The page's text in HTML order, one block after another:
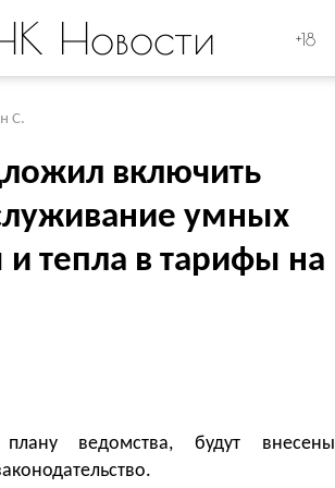
Новости +18
С.
включить
умных
и тепла в тарифы на
ведомства, будут внесены